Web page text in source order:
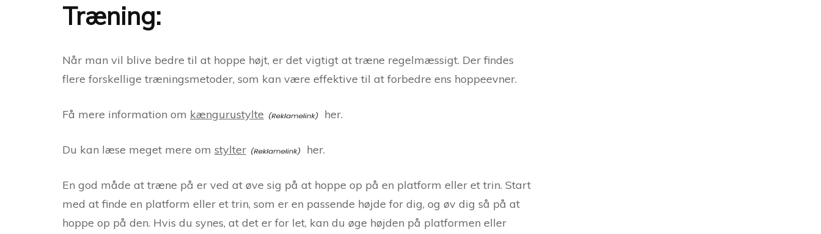
Træning:
Når man vil blive bedre til at hoppe højt, er det vigtigt at træne regelmæssigt. Der findes
flere forskellige træningsmetoder, som kan være effektive til at forbedre ens hoppeevner.
Få mere information om kængurustylte her.
Du kan læse meget mere om stylter her.
En god måde at træne på er ved at øve sig på at hoppe op på en platform eller et trin. Start
med at finde en platform eller et trin, som er en passende højde for dig, og øv dig så på at
hoppe op på den. Hvis du synes, at det er for let, kan du øge højden på platformen eller